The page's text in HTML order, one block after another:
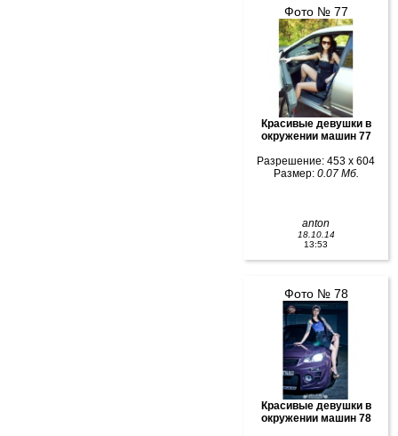
Фото № 77
Красивые девушки в
окружении машин 77
Разрешение: 453 x 604
Размер: 0.07 Мб.
anton
18.10.14
13:53
Фото № 78
Красивые девушки в
окружении машин 78